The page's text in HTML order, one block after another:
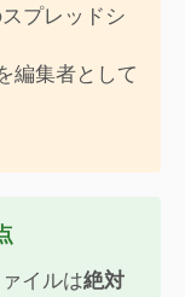
プレッドシ
編集者として
イルは絶対